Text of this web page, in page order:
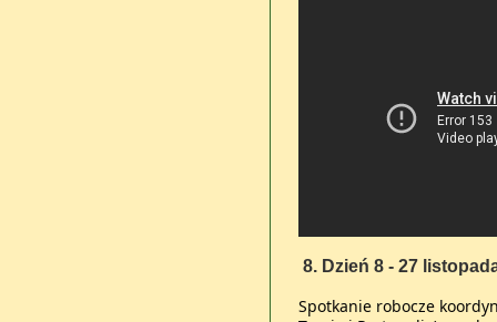
8. Dzień 8 - 27
Spotkanie robocze